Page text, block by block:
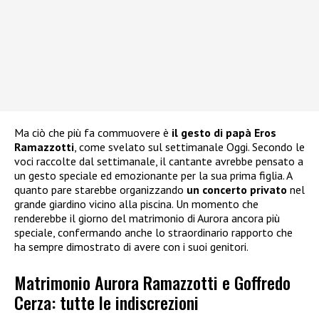
Ma ciò che più fa commuovere è il gesto di papà Eros
Ramazzotti , come svelato sul settimanale Oggi. Secondo le
voci raccolte dal settimanale, il cantante avrebbe pensato a
un gesto speciale ed emozionante per la sua prima figlia. A
quanto pare starebbe organizzando un concerto privato nel
grande giardino vicino alla piscina. Un momento che
renderebbe il giorno del matrimonio di Aurora ancora più
speciale, confermando anche lo straordinario rapporto che
ha sempre dimostrato di avere con i suoi genitori.
Matrimonio Aurora Ramazzotti e Goffredo
Cerza: tutte le indiscrezioni